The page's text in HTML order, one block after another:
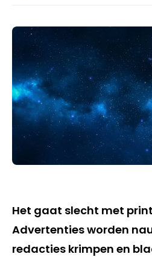
Het gaat slecht met
Advertenties worden
redacties krimpen en